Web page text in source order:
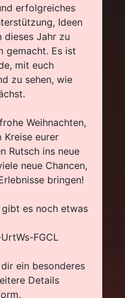
erfolgreiches
Ideen
dieses Jahr zu
gemacht. Es ist
mit euch
zu sehen, wie
Weihnachten,
Kreise eurer
Rutsch ins neue
neue Chancen,
bringen!
es noch etwas
FGCL
ein besonderes
Details